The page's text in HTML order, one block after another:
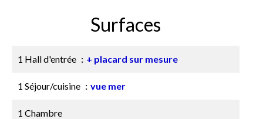
Surfaces
1 Hall d'entrée + placard sur mesure
1 Séjour/cuisine vue mer
1 Chambre